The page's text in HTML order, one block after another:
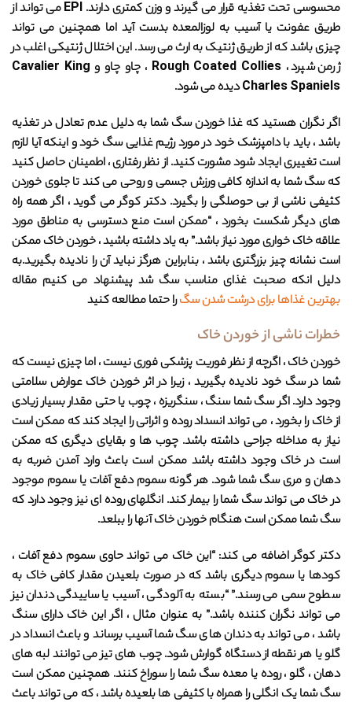
محسوسی تحت تغذیه قرار می گیرند و وزن کمتری دارند. EPI می تواند از
طریق عفونت یا آسیب به لوزالمعده بدست آید اما همچنین می تواند
چیزی باشد که از طریق ژنتیک به ارث می رسد. این اختلال ژنتیکی اغلب در
ژرمن شپرد ، Rough Coated Collies ، چاو چاو و Cavalier King
Charles Spaniels دیده می شود.
اگر نگران هستید که غذا خوردن سگ شما به دلیل عدم تعادل در تغذیه
باشد ، باید با دامپزشک خود در مورد رژیم غذایی سگ خود و اینکه آیا لازم
است تغییری ایجاد شود مشورت کنید. از نظر رفتاری ، اطمینان حاصل کنید
که سگ شما به اندازه کافی ورزش جسمی و روحی می کند تا جلوی خوردن
کثیفی ناشی از بی حوصلگی را بگیرد. دکتر کوگر می گوید ، اگر همه راه
های دیگر شکست بخورد ، “ممکن است منع دسترسی به مناطق مورد
علاقه خاک خواری مورد نیاز باشد.” به یاد داشته باشید ، خوردن خاک ممکن
است نشانه چیز بزرگتری باشد ، بنابراین هرگز نباید آن را نادیده بگیرید.به
دلیل انکه صحبت غذای مناسب سگ شد پیشنهاد می کنیم مقاله
بهترین غذا‌‌‌‌‌‌ها برای درشت شدن سگرا حتما مطالعه کنید
خطرات ناشی از خوردن خاک
خوردن خاک ، اگرچه از نظر فوریت پزشکی فوری نیست ، اما چیزی نیست که
شما در سگ خود نادیده بگیرید ، زیرا در اثر خوردن خاک عوارض سلامتی
وجود دارد. اگر سگ شما سنگ ، سنگریزه ، چوب یا حتی مقدار بسیار زیادی
از خاک را بخورد ، می تواند انسداد روده و اثراتی را ایجاد کند که ممکن است
نیاز به مداخله جراحی داشته باشد. چوب ها و بقایای دیگری که ممکن
است در خاک وجود داشته باشد ممکن است باعث وارد آمدن ضربه به
دهان و مری سگ شما شود. هر گونه سموم دفع آفات یا سموم موجود
در خاک می تواند سگ شما را بیمار کند. انگلهای روده ای نیز وجود دارد که
سگ شما ممکن است هنگام خوردن خاک آنها را ببلعد.
دکتر کوگر اضافه می کند: “این خاک می تواند حاوی سموم دفع آفات ،
کودها یا سموم دیگری باشد که در صورت بلعیدن مقدار کافی خاک به
سطوح سمی می رسند.” “بسته به آلودگی ، آسیب یا ساییدگی دندان نیز
می تواند نگران کننده باشد.” به عنوان مثال ، اگر این خاک دارای سنگ
باشد ، می تواند به دندان های سگ شما آسیب برساند و باعث انسداد در
گلو یا هر نقطه از دستگاه گوارش شود. چوب های تیز می توانند لبه های
دهان ، گلو ، روده یا معده سگ شما را سوراخ کنند. همچنین ممکن است
سگ شما یک انگلی را همراه با کثیفی ها بلعیده باشد ، که می تواند باعث